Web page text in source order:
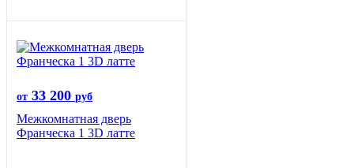
от 33 200 руб
Межкомнатная дверь
Франческа 1 3D латте